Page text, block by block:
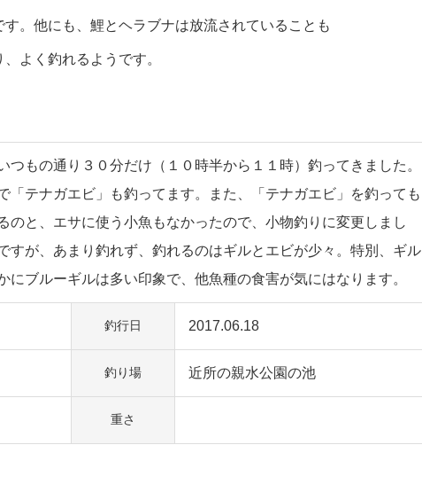
。他にも、鯉とヘラブナは放流されていることも
、よく釣れるようです。
もの通り３０分だけ（１０時半から１１時）釣ってきました。
「テナガエビ」も釣ってます。また、「テナガエビ」を釣っても
のと、エサに使う小魚もなかったので、小物釣りに変更しまし
すが、あまり釣れず、釣れるのはギルとエビが少々。特別、ギル
にブルーギルは多い印象で、他魚種の食害が気にはなります。
釣行日 2017.06.18
釣り場 近所の親水公園の池
重さ